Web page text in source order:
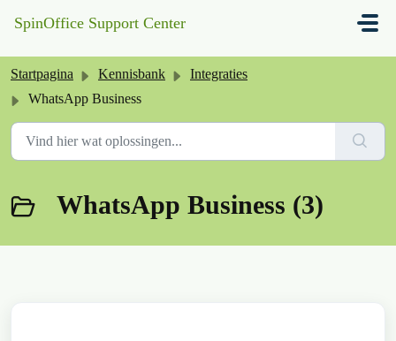
SpinOffice Support Center
Startpagina Kennisbank
Integraties
WhatsApp Business
WhatsApp Business (3)